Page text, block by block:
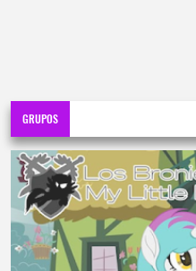
GRUPOS